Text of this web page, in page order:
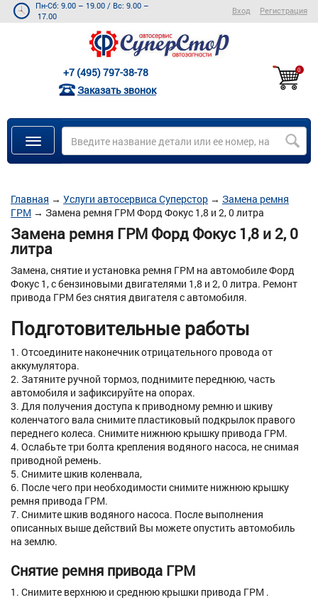
Пн-Сб: 9.00 – 19.00 / Вс: 9.00 –
17.00
Вход Регистрация
+7 (495) 797-38-78
Заказать звонок
0
Главная → Услуги автосервиса Суперстор → Замена ремня
ГРМ → Замена ремня ГРМ Форд Фокус 1,8 и 2, 0 литра
Замена ремня ГРМ Форд Фокус 1,8 и 2, 0
литра
Замена, снятие и установка ремня ГРМ на автомобиле Форд
Фокус 1, с бензиновыми двигателями 1,8 и 2, 0 литра. Ремонт
привода ГРМ без снятия двигателя с автомобиля.
Подготовительные работы
1. Отсоедините наконечник отрицательного провода от
аккумулятора.
2. Затяните ручной тормоз, поднимите переднюю, часть
автомобиля и зафиксируйте на опорах.
3. Для получения доступа к приводному ремню и шкиву
коленчатого вала снимите пластиковый подкрылок правого
переднего колеса. Снимите нижнюю крышку привода ГРМ.
4. Ослабьте три болта крепления водяного насоса, не снимая
приводной ремень.
5. Снимите шкив коленвала,
6. После чего при необходимости снимите нижнюю крышку
ремня привода ГРМ.
7. Снимите шкив водяного насоса. После выполнения
описанных выше действий Вы можете опустить автомобиль
на землю.
Снятие ремня привода ГРМ
1. Снимите верхнюю и среднюю крышки привода ГРМ .